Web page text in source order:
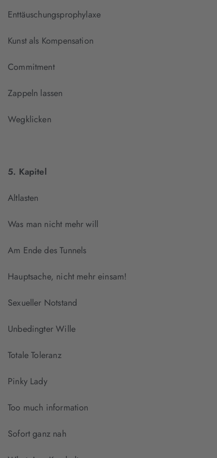
Enttäuschungsprophylaxe
Kunst als Kompensation
Commitment
Zappeln lassen
Wegklicken
5. Kapitel
Altlasten
Was man nicht mehr will
Am Ende des Tunnels
Hauptsache, nicht mehr einsam!
Sexueller Notstand
Unbedingter Wille
Totale Toleranz
Pinky Lady
Too much information
Sofort ganz nah